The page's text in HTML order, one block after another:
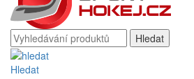
Hledat